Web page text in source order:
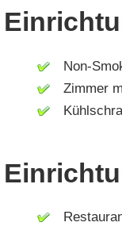
Non-
Zimmer